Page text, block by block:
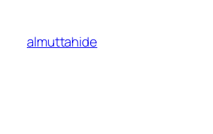
content
almuttahide